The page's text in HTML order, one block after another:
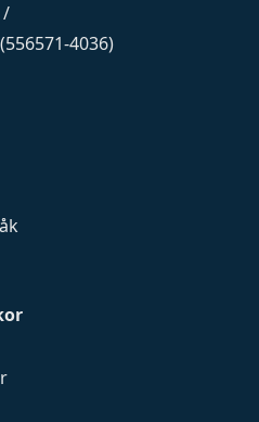
/
4036)